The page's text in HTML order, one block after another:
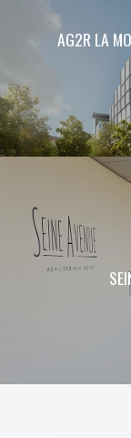
AG2R LA